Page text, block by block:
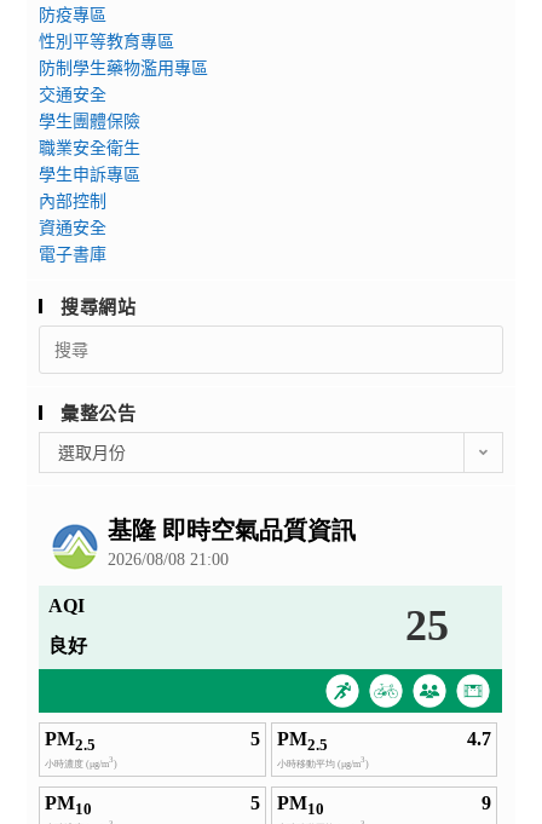
防疫專區
性別平等教育專區
防制學生藥物濫用專區
交通安全
學生團體保險
職業安全衛生
學生申訴專區
內部控制
資通安全
電子書庫
搜尋網站
Search
for:
彙整公告
整
選取月份